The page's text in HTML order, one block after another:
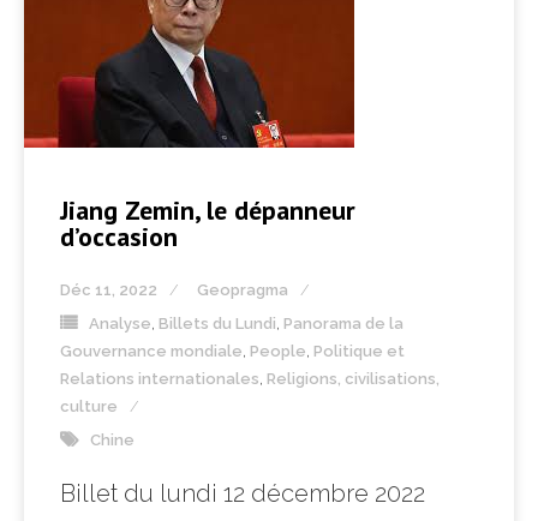
Jiang Zemin, le dépanneur
d’occasion
Déc 11, 2022
Geopragma
Analyse, Billets du Lundi, Panorama de la
Gouvernance mondiale, People, Politique et
Relations internationales, Religions, civilisations,
culture
Chine
Billet du lundi 12 décembre 2022